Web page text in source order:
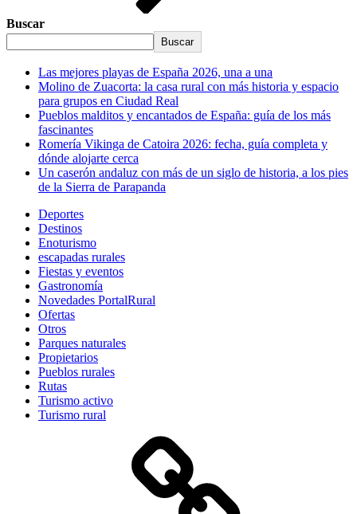
Buscar
Buscar
Las mejores playas de España 2026, una a una
Molino de Zuacorta: la casa rural con más historia y espacio
para grupos en Ciudad Real
Pueblos malditos y encantados de España: guía de los más
fascinantes
Romería Vikinga de Catoira 2026: fecha, guía completa y
dónde alojarte cerca
Un caserón andaluz con más de un siglo de historia, a los pies
de la Sierra de Parapanda
Deportes
Destinos
Enoturismo
escapadas rurales
Fiestas y eventos
Gastronomía
Novedades PortalRural
Ofertas
Otros
Parques naturales
Propietarios
Pueblos rurales
Rutas
Turismo activo
Turismo rural